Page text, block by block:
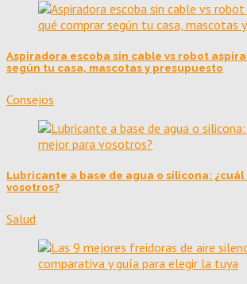
Aspiradora escoba sin cable vs robot
según tu casa, mascotas y presupuesto
Consejos
Lubricante a base de agua o silicona: ¿cuál
vosotros?
Salud